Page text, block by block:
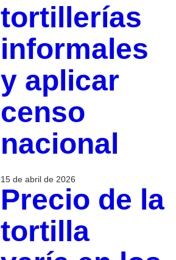
tortillerías
informales
y aplicar
censo
nacional
15 de abril de 2026
Precio de la
tortilla